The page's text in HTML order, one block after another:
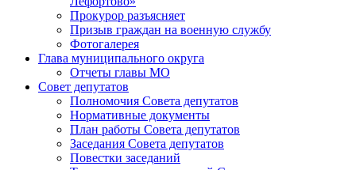
Прокурор разъясняет
Призыв граждан на военную службу
Фотогалерея
Глава муниципального округа
Отчеты главы МО
Совет депутатов
Полномочия Совета депутатов
Нормативные документы
План работы Совета депутатов
Заседания Cовета депутатов
Повестки заседаний